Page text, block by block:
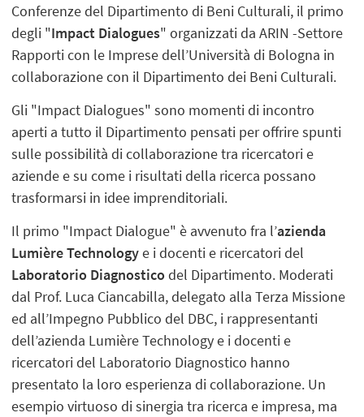
Conferenze del Dipartimento di Beni Culturali, il primo
degli "Impact Dialogues" organizzati da ARIN -Settore
Rapporti con le Imprese dell’Università di Bologna in
collaborazione con il Dipartimento dei Beni Culturali.
Gli "Impact Dialogues" sono momenti di incontro
aperti a tutto il Dipartimento pensati per offrire spunti
sulle possibilità di collaborazione tra ricercatori e
aziende e su come i risultati della ricerca possano
trasformarsi in idee imprenditoriali.
Il primo "Impact Dialogue" è avvenuto fra l’azienda
Lumière Technologye i docenti e ricercatori del
Laboratorio Diagnosticodel Dipartimento. Moderati
dal Prof. Luca Ciancabilla, delegato alla Terza Missione
ed all’Impegno Pubblico del DBC, i rappresentanti
dell’azienda Lumière Technology e i docenti e
ricercatori del Laboratorio Diagnostico hanno
presentato la loro esperienza di collaborazione. Un
esempio virtuoso di sinergia tra ricerca e impresa, ma